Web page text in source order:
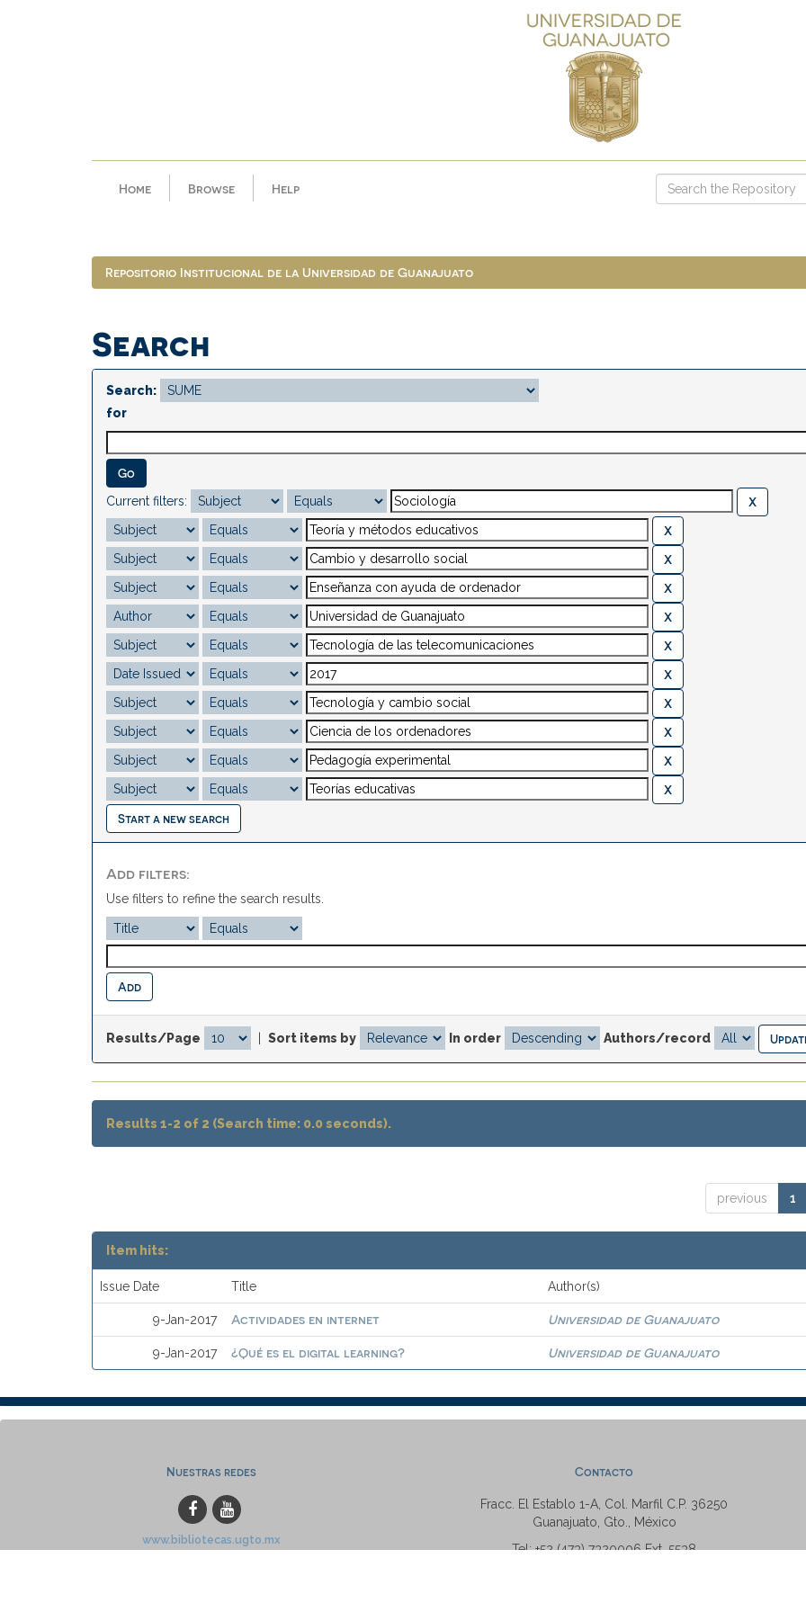
Home Browse Help
Repositorio Institucional de la Universidad de Guanajuato
Search
Search:
for
Current filters:
Start a new search
Add filters:
Use filters to refine the search results.
Results/Page Sort items by In order Authors/record
Results 1-2 of 2 (Search time: 0.0 seconds).
previous 1
Item hits:
Issue Date Title Author(s)
9-Jan-2017 Actividades en internet Universidad de Guanajuato
9-Jan-2017 ¿Qué es el digital learning? Universidad de Guanajuato
Nuestras redes
www.bibliotecas.ugto.mx
Contacto
Fracc. El Establo 1-A, Col. Marfil C.P. 36250
Guanajuato, Gto., México
Tel: +52 (473) 7320006 Ext. 5538